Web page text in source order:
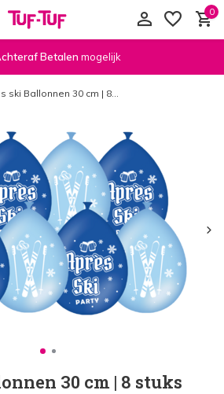
0
Betalen mogelijk
ski Ballonnen 30 cm | 8...
30 cm | 8 stuks